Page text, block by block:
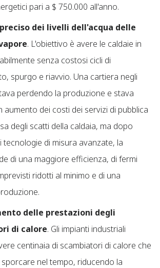
pari a $ 750.000 all'anno.
dei livelli dell'acqua delle
. L'obiettivo è avere le caldaie in
senza costosi cicli di
spurgo e riavvio. Una cartiera negli
perdendo la produzione e stava
aumento dei costi dei servizi di pubblica
degli scatti della caldaia, ma dopo
tecnologie di misura avanzate, la
di una maggiore efficienza, di fermi
ridotti al minimo e di una
delle prestazioni degli
di calore. Gli impianti industriali
centinaia di scambiatori di calore che
nel tempo, riducendo la